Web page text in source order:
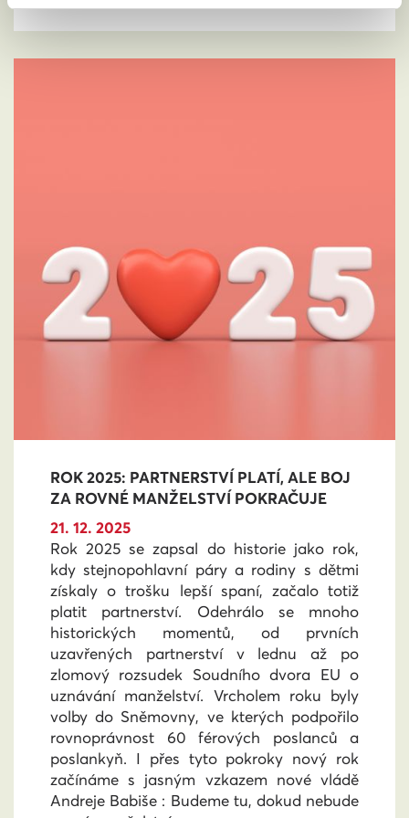
ROK 2025: PARTNERSTVÍ PLATÍ, ALE BOJ
ZA ROVNÉ MANŽELSTVÍ POKRAČUJE
21. 12. 2025
Rok 2025 se zapsal do historie jako rok,
kdy stejnopohlavní páry a rodiny s dětmi
získaly o trošku lepší spaní, začalo totiž
platit partnerství. Odehrálo se mnoho
historických momentů, od prvních
uzavřených partnerství v lednu až po
zlomový rozsudek Soudního dvora EU o
uznávání manželství. Vrcholem roku byly
volby do Sněmovny, ve kterých podpořilo
rovnoprávnost 60 férových poslanců a
poslankyň. I přes tyto pokroky nový rok
začínáme s jasným vzkazem nové vládě
Andreje Babiše : Budeme tu, dokud nebude